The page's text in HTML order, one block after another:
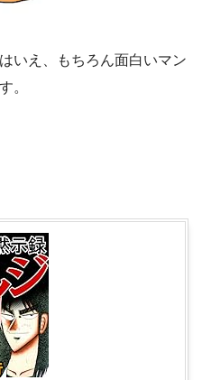
いえ、もちろん面白いマン
。